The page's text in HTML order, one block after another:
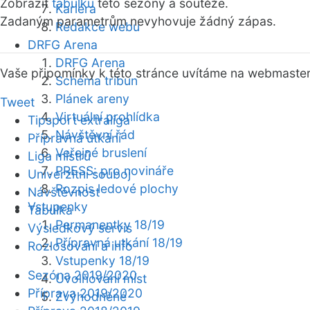
Kariéra
Redakce webu
DRFG Arena
DRFG Arena
Schéma tribun
Plánek areny
Virtuální prohlídka
Návštěvní řád
Veřejné bruslení
PRESS: pro novináře
Rozpis ledové plochy
Vstupenky
Permanentky 18/19
Přípravná utkání 18/19
Vstupenky 18/19
Uvolňování míst
Zvýhodněné
Zobrazit tabulku této sezóny a soutěže.
Zadaným parametrům nevyhovuje žádný zápas.
Vaše připomínky k této stránce uvítáme na webmaster
Tweet
Tipsport extraliga
Přípravná utkání
Liga mistrů
Univerzitní souboj
Návštěvnost
Tabulka
Výsledkový servis
Rozlosování a info
Sezóna 2019/2020
Příprava 2019/2020